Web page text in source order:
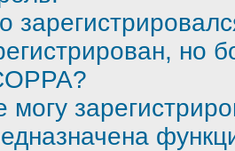
но